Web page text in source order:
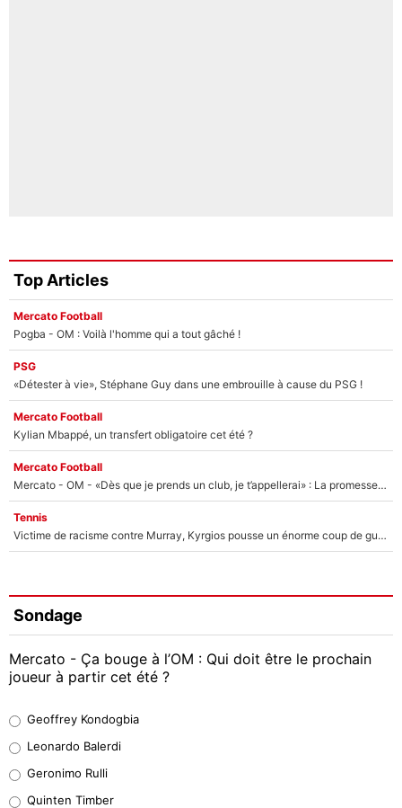
Top Articles
Mercato Football
Pogba - OM : Voilà l'homme qui a tout gâché !
PSG
«Détester à vie», Stéphane Guy dans une embrouille à cause du PSG !
Mercato Football
Kylian Mbappé, un transfert obligatoire cet été ?
Mercato Football
Mercato - OM - «Dès que je prends un club, je t’appellerai» : La promesse de Marcelino au moment de claquer la porte
Tennis
Victime de racisme contre Murray, Kyrgios pousse un énorme coup de gueule !
Sondage
Mercato - Ça bouge à l’OM : Qui doit être le prochain
joueur à partir cet été ?
38%
32%
Geoffrey Kondogbia
Leonardo Balerdi
Geronimo Rulli
Quinten Timber